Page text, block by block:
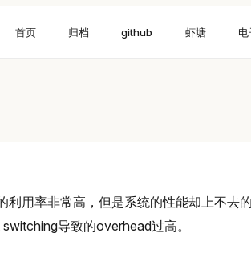
首页 归档 github 虾塘 电
用率非常高，但是系统的性能却上不去
导致的overhead过高。